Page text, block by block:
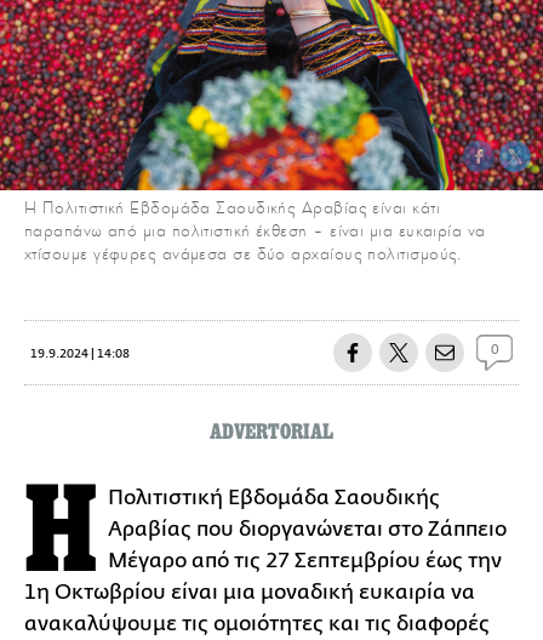
Η Πολιτιστική Εβδομάδα Σαουδικής Αραβίας είναι κάτι
παραπάνω από μια πολιτιστική έκθεση – είναι μια ευκαιρία να
χτίσουμε γέφυρες ανάμεσα σε δύο αρχαίους πολιτισμούς.
19.9.2024 | 14:08 0
ADVERTORIAL
Η Πολιτιστική Εβδομάδα Σαουδικής
Αραβίας που διοργανώνεται στο Ζάππειο
Μέγαρο από τις 27 Σεπτεμβρίου έως την
1η Οκτωβρίου είναι μια μοναδική ευκαιρία να
ανακαλύψουμε τις ομοιότητες και τις διαφορές